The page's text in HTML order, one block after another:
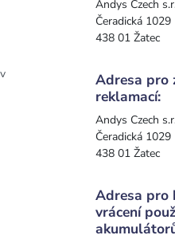
Andys Czech
Čeradická 1029
438 01 Žatec
Adresa pro
reklamací:
Andys Czech
Čeradická 1029
438 01 Žatec
Adresa pro
vrácení